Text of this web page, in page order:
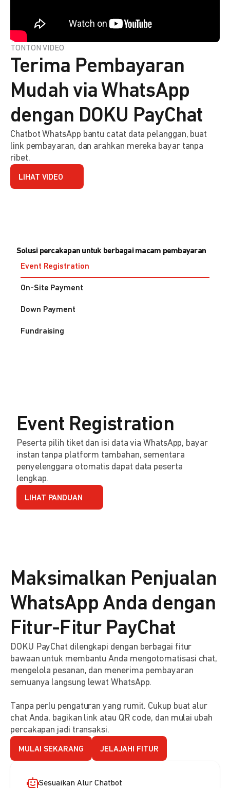
TONTON VIDEO
Terima Pembayaran
Mudah via WhatsApp
dengan DOKU PayChat
Chatbot WhatsApp bantu catat data pelanggan, buat
link pembayaran, dan arahkan mereka bayar tanpa
ribet.
LIHAT VIDEO
Solusi percakapan untuk berbagai macam pembayaran
Event Registration
On-Site Payment
Down Payment
Fundraising
Event Registration
Peserta pilih tiket dan isi data via WhatsApp, bayar
instan tanpa platform tambahan, sementara
penyelenggara otomatis dapat data peserta
lengkap.
LIHAT PANDUAN
Maksimalkan Penjualan
WhatsApp Anda dengan
Fitur-Fitur PayChat
DOKU PayChat dilengkapi dengan berbagai fitur
bawaan untuk membantu Anda mengotomatisasi chat,
mengelola pesanan, dan menerima pembayaran
semuanya langsung lewat WhatsApp.
Tanpa perlu pengaturan yang rumit. Cukup buat alur
chat Anda, bagikan link atau QR code, dan mulai ubah
percakapan jadi transaksi.
MULAI SEKARANG JELAJAHI FITUR
Sesuaikan Alur Chatbot